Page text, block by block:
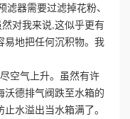
器需要过滤掉花粉、
对我来说,这似乎更有
易地把任何沉积物。我
空气上升。虽然有许
沃德排气阀跌至水箱的
水溢出当水箱满了。